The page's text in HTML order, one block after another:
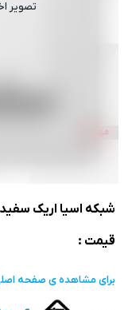
تصویر
شبکه اسیا اریک سفید
قیمت :
برای مشاهده ی صفحه